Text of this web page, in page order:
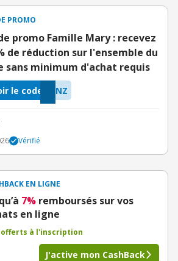
PROMO
promo Famille Mary : recevez
de réduction sur l'ensemble du
sans minimum d'achat requis
ANZ
le code
Vérifié
EN LIGNE
7% remboursés sur vos
en ligne
offerts à l'inscription
J'active mon CashBack